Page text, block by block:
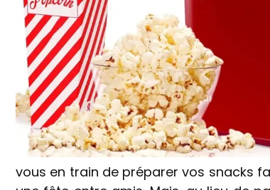
vous en train de préparer vos snacks